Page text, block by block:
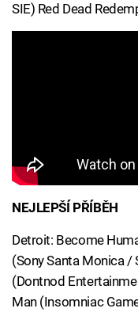
SIE) Red Dead
NEJLEPŠÍ PŘÍBĚH
Detroit: Become
(Sony Santa Monica /
(Dontnod
Man (Insomniac